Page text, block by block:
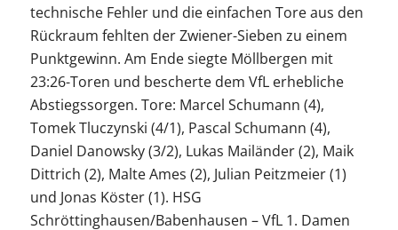
technische Fehler und die einfachen Tore aus den
Rückraum fehlten der Zwiener-Sieben zu einem
Punktgewinn. Am Ende siegte Möllbergen mit
23:26-Toren und bescherte dem VfL erhebliche
Abstiegssorgen. Tore: Marcel Schumann (4),
Tomek Tluczynski (4/1), Pascal Schumann (4),
Daniel Danowsky (3/2), Lukas Mailänder (2), Maik
Dittrich (2), Malte Ames (2), Julian Peitzmeier (1)
und Jonas Köster (1). HSG
Schröttinghausen/Babenhausen – VfL 1. Damen